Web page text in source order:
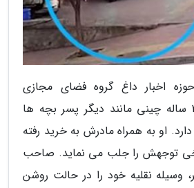
اخبار داغ گروه فضای مجازی
خبرنگاران؛ پسربچه 2 ساله چینی مانند دیگر پسر بچه ها
دارد. او به همراه مادرش به خرید رفته
توجهش را جلب می نماید. صاحب
وسیله نقلیه خود را در حالت روشن